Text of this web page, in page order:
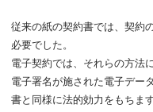
従来の紙の契約書では、契約
必要でした。
電子契約では、それらの方法
電子署名が施された電子デー
書と同様に法的効力をもちます